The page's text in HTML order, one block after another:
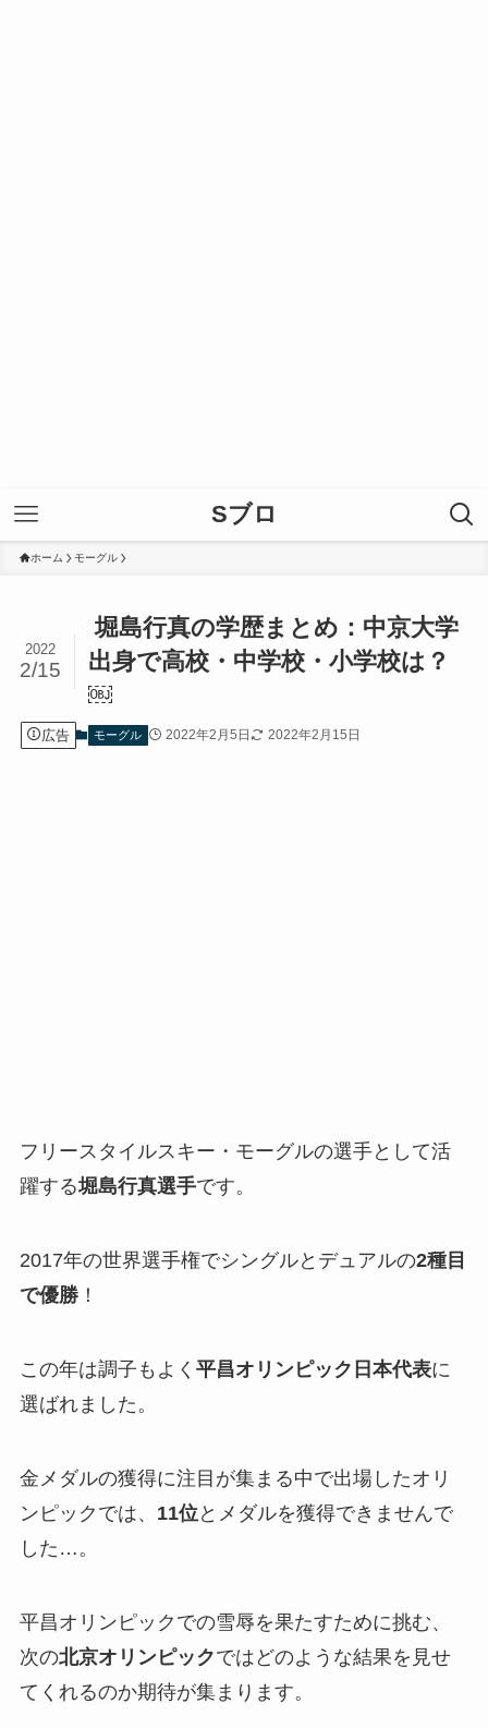
Sブロ
ホーム モーグル
堀島行真の学歴まとめ：中京大学
出身で高校・中学校・小学校は？
￼
2022
2/15
広告 モーグル 2022年2月5日 2022年2月15日
フリースタイルスキー・モーグルの選手として活
躍する堀島行真選手です。
2017年の世界選手権でシングルとデュアルの2種目
で優勝！
この年は調子もよく 平昌オリンピック日本代表に
選ばれました。
金メダルの獲得に注目が集まる中で出場したオリ
ンピックでは、 11位 とメダルを獲得できませんで
した…。
平昌オリンピックでの雪辱を果たすために挑む、
次の北京オリンピックではどのような結果を見せ
てくれるのか期待が集まります。